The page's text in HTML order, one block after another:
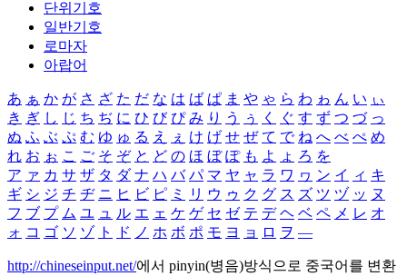
단위기호
일반기호
로마자
아랍어
あ ぁ か が さ ざ た だ な は ば ぱ ま や ゃ ら わ ゎ ん い ぃ
き ぎ し じ ち ぢ に ひ び ぴ み り う ぅ く ぐ す ず つ づ っ
ぬ ふ ぶ ぷ む ゆ ゅ る え ぇ け げ せ ぜ て で ね へ べ ぺ め
れ お ぉ こ ご そ ぞ と ど の ほ ぼ ぽ も よ ょ ろ を
ア ァ カ サ ザ タ ダ ナ ハ バ パ マ ヤ ャ ラ ワ ヮ ン イ ィ キ
ギ シ ジ チ ヂ ニ ヒ ビ ピ ミ リ ウ ゥ ク グ ス ズ ツ ヅ ッ ヌ
フ ブ プ ム ユ ュ ル エ ェ ケ ゲ セ ゼ テ デ ヘ ベ ペ メ レ オ
ォ コ ゴ ソ ゾ ト ド ノ ホ ボ ポ モ ヨ ョ ロ ヲ ―
http://chineseinput.net/에서 pinyin(병음)방식으로 중국어를 변환